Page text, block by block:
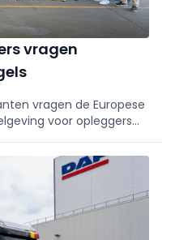
vragen
vragen de Europese
voor opleggers
voorbij te schieten.